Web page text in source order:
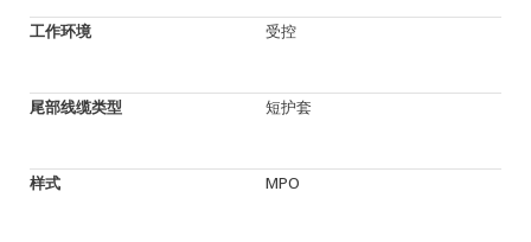
工作环境 受控
尾部线缆类型 短护套
样式 MPO